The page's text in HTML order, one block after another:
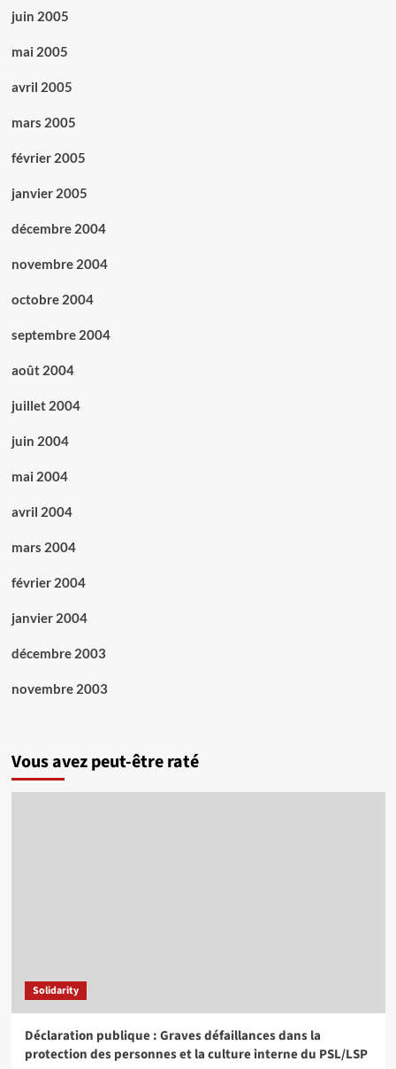
juin 2005
mai 2005
avril 2005
mars 2005
février 2005
janvier 2005
décembre 2004
novembre 2004
octobre 2004
septembre 2004
août 2004
juillet 2004
juin 2004
mai 2004
avril 2004
mars 2004
février 2004
janvier 2004
décembre 2003
novembre 2003
Vous avez peut-être raté
Solidarity
Déclaration publique : Graves défaillances dans la
protection des personnes et la culture interne du PSL/LSP